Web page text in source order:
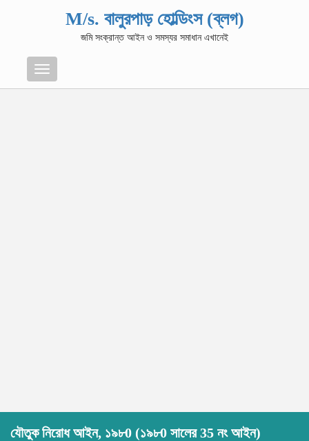
M/s. বালুরপাড় হোল্ডিংস (ব্লগ)
জমি সংক্রান্ত আইন ও সমস্যর সমাধান এখানেই
Menu
যৌতুক নিরোধ আইন, ১৯৮0 (১৯৮0 সালের 35 নং আইন)